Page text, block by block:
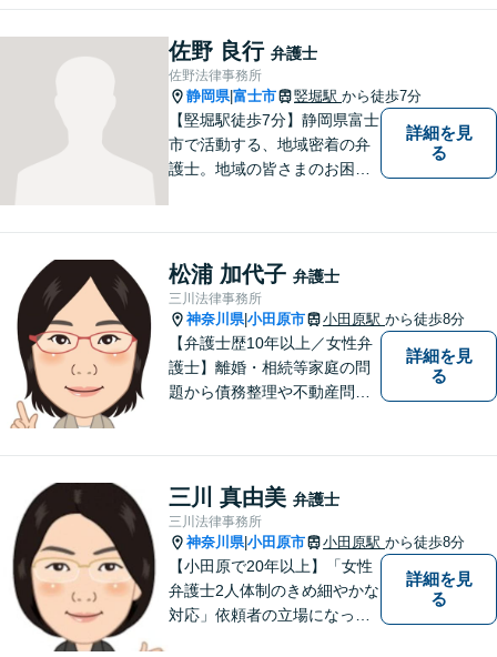
佐野 良行 弁護士
佐野法律事務所
静岡県|富士市 竪堀駅 から徒歩7分
【堅堀駅徒歩7分】静岡県富士
市で活動する、地域密着の弁
護士。地域の皆さまのお困り
問題に対応可能です。お気軽
にご相談ください。
詳細を見
る
松浦 加代子 弁護士
三川法律事務所
神奈川県|小田原市 小田原駅 から徒歩8分
【弁護士歴10年以上／女性弁
護士】離婚・相続等家庭の問
題から債務整理や不動産問題
た解決方法を提案できるよう
努めます。【小田原駅8分／子
連れ相談可】お気軽にご相談
ください。
詳細を見
る
三川 真由美 弁護士
三川法律事務所
神奈川県|小田原市 小田原駅 から徒歩8分
【小田原で20年以上】「女性
弁護士2人体制のきめ細やかな
対応」依頼者の立場になって
詳細を見
る